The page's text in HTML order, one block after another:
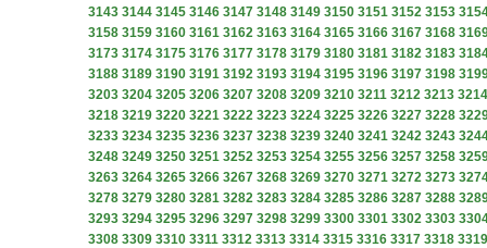
3143 3144 3145 3146 3147 3148 3149 3150 3151 3152 3153
3158 3159 3160 3161 3162 3163 3164 3165 3166 3167 3168
3173 3174 3175 3176 3177 3178 3179 3180 3181 3182 3183
3188 3189 3190 3191 3192 3193 3194 3195 3196 3197 3198
3203 3204 3205 3206 3207 3208 3209 3210 3211 3212 3213 3214
3218 3219 3220 3221 3222 3223 3224 3225 3226 3227 3228
3233 3234 3235 3236 3237 3238 3239 3240 3241 3242 3243
3248 3249 3250 3251 3252 3253 3254 3255 3256 3257 3258
3263 3264 3265 3266 3267 3268 3269 3270 3271 3272 3273
3278 3279 3280 3281 3282 3283 3284 3285 3286 3287 3288
3293 3294 3295 3296 3297 3298 3299 3300 3301 3302 3303
3308 3309 3310 3311 3312 3313 3314 3315 3316 3317 3318 3319